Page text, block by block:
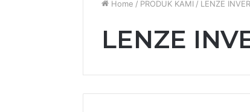
Home / PRODUK KAMI / LENZE
LENZE